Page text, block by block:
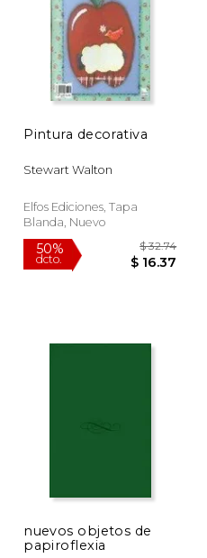
50%
dcto.
Pintura decorativa
Stewart Walton
Elfos Ediciones, Tapa
Blanda, Nuevo
nuevos objetos de
papiroflexia